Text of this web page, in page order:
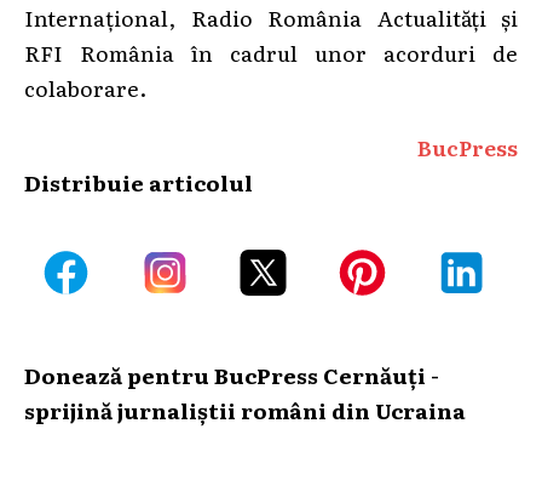
Internațional, Radio România Actualități și
RFI România în cadrul unor acorduri de
colaborare.
BucPress
Distribuie articolul
Donează pentru BucPress Cernăuți -
sprijină jurnaliștii români din Ucraina